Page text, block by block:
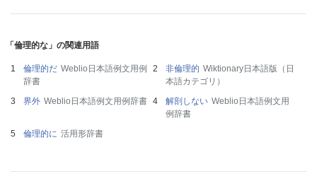
「倫理的な」の関連用語
倫理的だ Weblio日本語例文用例
辞書
非倫理的 Wiktionary日本語版（日
本語カテゴリ）
界外 Weblio日本語例文用例辞書 解剖しない Weblio日本語例文用
例辞書
倫理的に 活用形辞書